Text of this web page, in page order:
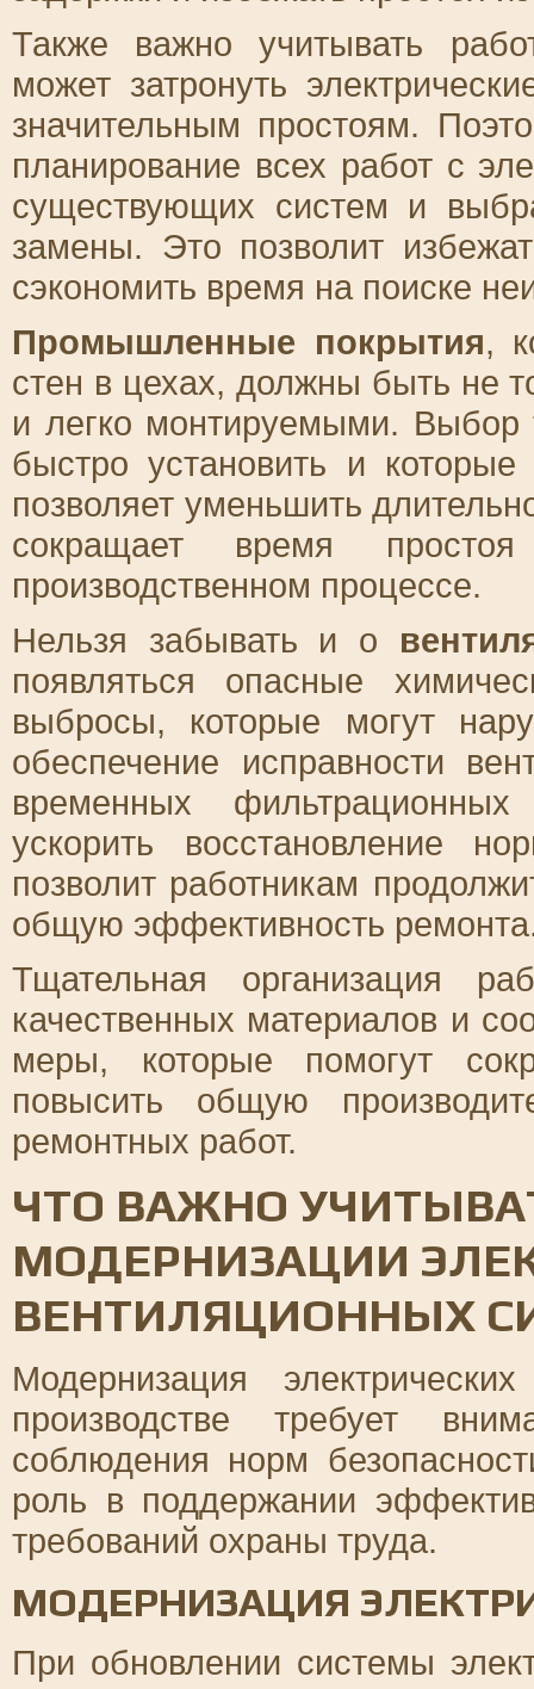
Также важно учитывать
может затронуть
значительным простоям.
планирование всех работ с
существующих систем и
замены. Это позволит
сэкономить время на поиске
Промышленные покрытия,
стен в цехах, должны быть не
и легко монтируемыми. Выбор
быстро установить и
позволяет уменьшить
сокращает время
производственном процессе.
Нельзя забывать и о
появляться опасные
выбросы, которые могут
обеспечение исправности
временных
ускорить восстановление
позволит работникам
общую эффективность
Тщательная организация
качественных материалов и
меры, которые помогут
повысить общую
ремонтных работ.
ЧТО ВАЖНО
МОДЕРНИЗАЦИИ
ВЕНТИЛЯЦИОННЫХ
Модернизация
производстве требует
соблюдения норм
роль в поддержании
требований охраны труда.
МОДЕРНИЗАЦИЯ
При обновлении системы